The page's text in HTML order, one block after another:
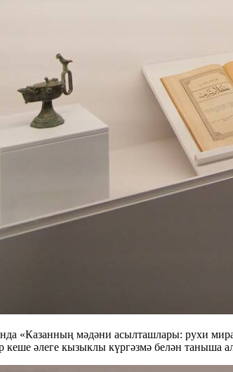
«Казанның мәдәни асылташлары: рухи
әлеге кызыклы күргәзмә белән таныша